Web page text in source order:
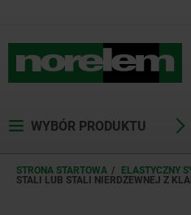
WYBÓR PRODUKTU
STRONA STARTOWA ELASTYCZNY
STALI LUB STALI NIERDZEWNEJ Z